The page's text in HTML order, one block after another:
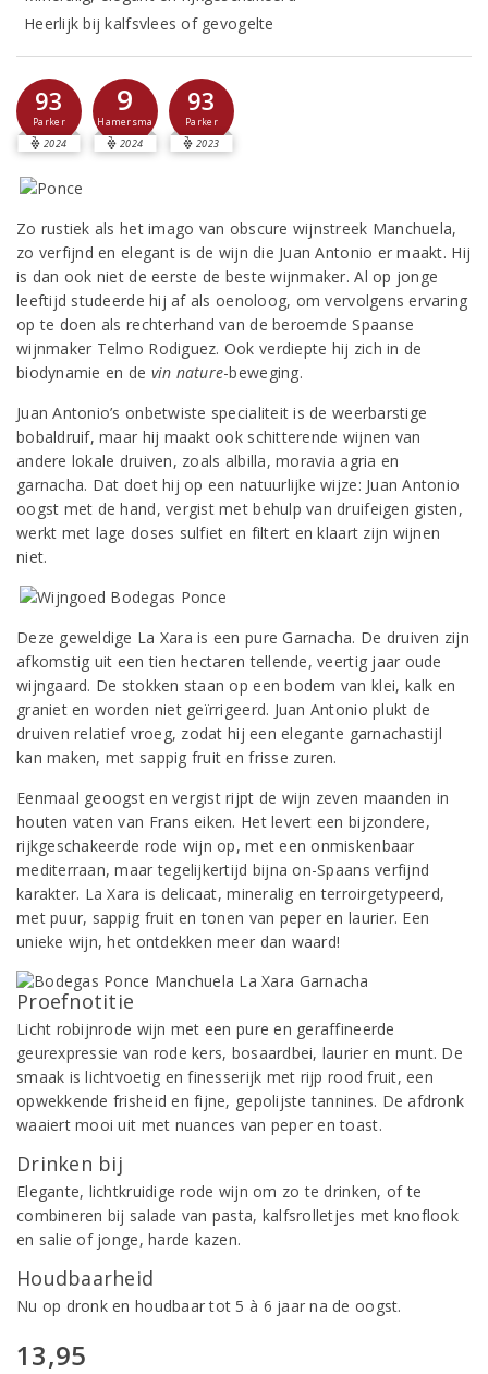
Heerlijk bij kalfsvlees of gevogelte
93
Parker
2024
9
Hamersma
2024
93
Parker
2023
Zo rustiek als het imago van obscure wijnstreek Manchuela,
zo verfijnd en elegant is de wijn die Juan Antonio er maakt. Hij
is dan ook niet de eerste de beste wijnmaker. Al op jonge
leeftijd studeerde hij af als oenoloog, om vervolgens ervaring
op te doen als rechterhand van de beroemde Spaanse
wijnmaker Telmo Rodiguez. Ook verdiepte hij zich in de
biodynamie en de vin nature-beweging.
Juan Antonio’s onbetwiste specialiteit is de weerbarstige
bobaldruif, maar hij maakt ook schitterende wijnen van
andere lokale druiven, zoals albilla, moravia agria en
garnacha. Dat doet hij op een natuurlijke wijze: Juan Antonio
oogst met de hand, vergist met behulp van druifeigen gisten,
werkt met lage doses sulfiet en filtert en klaart zijn wijnen
niet.
Deze geweldige La Xara is een pure Garnacha. De druiven zijn
afkomstig uit een tien hectaren tellende, veertig jaar oude
wijngaard. De stokken staan op een bodem van klei, kalk en
graniet en worden niet geïrrigeerd. Juan Antonio plukt de
druiven relatief vroeg, zodat hij een elegante garnachastijl
kan maken, met sappig fruit en frisse zuren.
Eenmaal geoogst en vergist rijpt de wijn zeven maanden in
houten vaten van Frans eiken. Het levert een bijzondere,
rijkgeschakeerde rode wijn op, met een onmiskenbaar
mediterraan, maar tegelijkertijd bijna on-Spaans verfijnd
karakter. La Xara is delicaat, mineralig en terroirgetypeerd,
met puur, sappig fruit en tonen van peper en laurier. Een
unieke wijn, het ontdekken meer dan waard!
Proefnotitie
Licht robijnrode wijn met een pure en geraffineerde
geurexpressie van rode kers, bosaardbei, laurier en munt. De
smaak is lichtvoetig en finesserijk met rijp rood fruit, een
opwekkende frisheid en fijne, gepolijste tannines. De afdronk
waaiert mooi uit met nuances van peper en toast.
Drinken bij
Elegante, lichtkruidige rode wijn om zo te drinken, of te
combineren bij salade van pasta, kalfsrolletjes met knoflook
en salie of jonge, harde kazen.
Houdbaarheid
Nu op dronk en houdbaar tot 5 à 6 jaar na de oogst.
13,95